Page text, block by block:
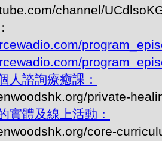
channel/
人諮詢療癒課：
private-
實體及線上活動：
core-